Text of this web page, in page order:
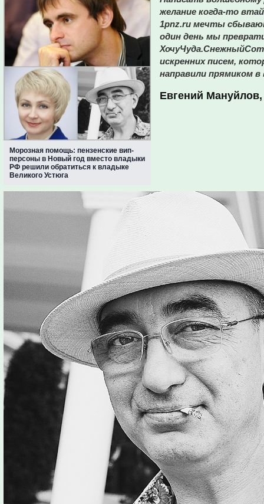
Морозная помощь: пензенские вип-
персоны в Новый год вместо владыки
РФ решили обратиться к владыке
Великого Устюга
желание когда-то
1pnz.ru мечты
один день мы
искренних писем,
направили прямиком в
Евгений